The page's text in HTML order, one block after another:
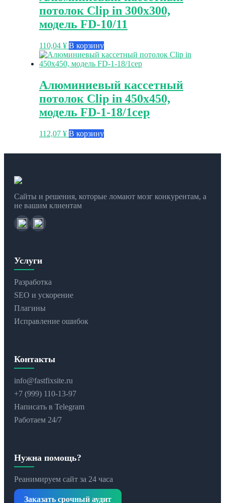
потолок Clip in 300х300,
модель FD-10/11
110,04 ¥ В корзину
Алюминиевый кассетный
потолок Clip in 450х450,
модель FD-1-18/1сер
112,07 ¥ В корзину
Сайты и решения, которые ломают мозг конкурентам, а
не вашим клиентам
Услуги
Разработка
SEO и ускорение
Плагины
Исправление ошибок
Контакты
info@fastfixsite.ru
+7 (999) 110-13-97
Написать в Telegram
Работаем 24/7
Нужна помощь?
Реанимируем сайт за 24 часа
Заказать срочный аудит